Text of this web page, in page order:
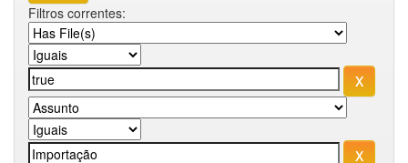
Filtros correntes: